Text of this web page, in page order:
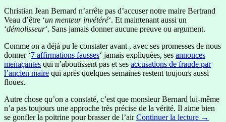
Christian Jean Bernard n’arrête pas d’accuser notre maire Bertrand
Veau d’être ‘un menteur invétéré‘. Et maintenant aussi un
‘démolisseur‘. Sans jamais donner aucune preuve ou argument.
Comme on a déjà pu le constater avant , avec ses promesses de nous
donner ‘7 affirmations fausses‘ jamais expliquées, ses annonces
menaçantes qui n’aboutissent pas et ses accusations de fraude par
l’ancien maire qui après quelques semaines restent toujours aussi
floues.
Autre chose qu’on a constaté, c’est que monsieur Bernard lui-même
n’a pas toujours une approche très précise de la vérité. Il aime bien
se gonfler la poitrine pour brasser de l’airContinuer la lecture →